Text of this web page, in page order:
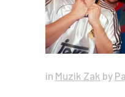
in Muzik Zak by